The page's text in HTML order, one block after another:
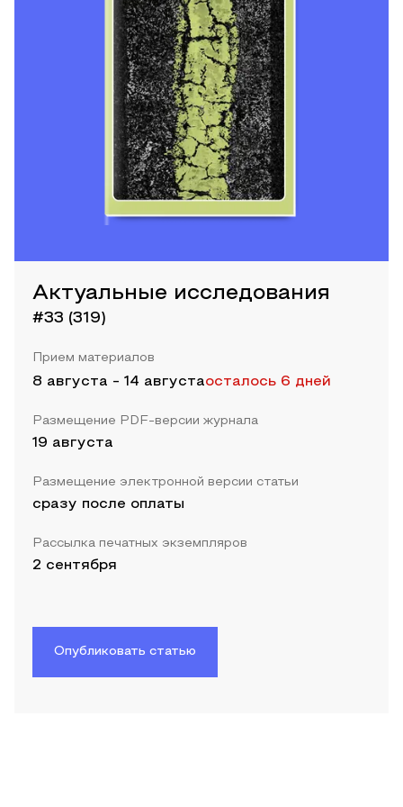
Актуальные исследования
#33 (319)
Прием материалов
8 августа - 14 августаосталось 6 дней
Размещение PDF-версии журнала
19 августа
Размещение электронной версии статьи
сразу после оплаты
Рассылка печатных экземпляров
2 сентября
Опубликовать статью